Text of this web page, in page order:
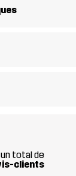
d'eau : 20 000
total de
clients